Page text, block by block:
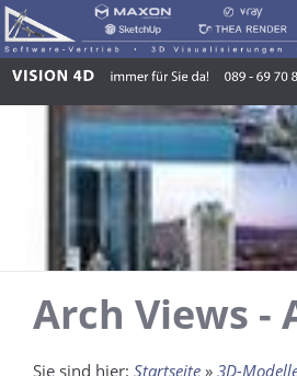
Arch Views -
Sie sind hier: Startseite » 3D-